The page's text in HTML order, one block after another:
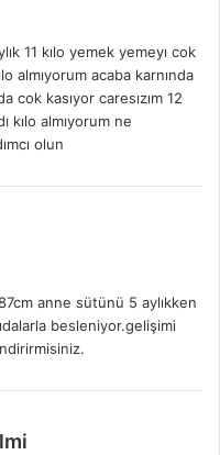
11 kılo yemek yemeyı cok
almıyorum acaba karnında
cok kasıyor caresızım 12
kılo almıyorum ne
olun
anne sütünü 5 aylıkken
besleniyor.gelişimi